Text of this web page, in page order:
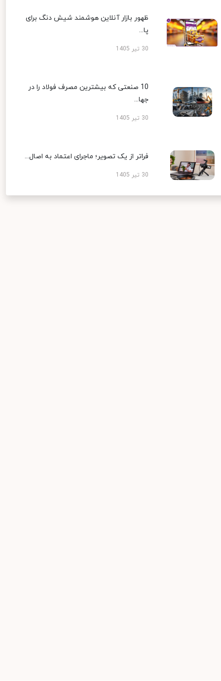
ظهور بازار آنلاین هوشمند شیش دنگ برای
پا...
30 تیر 1405
10 صنعتی که بیشترین مصرف فولاد را در
جها...
30 تیر 1405
فراتر از یک تصویر؛ ماجرای اعتماد به اصال...
30 تیر 1405